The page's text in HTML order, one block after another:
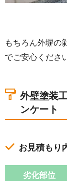
もちろん外塀の
でご安心くださ
外壁塗装
ンケート
お見積もり
劣化部位